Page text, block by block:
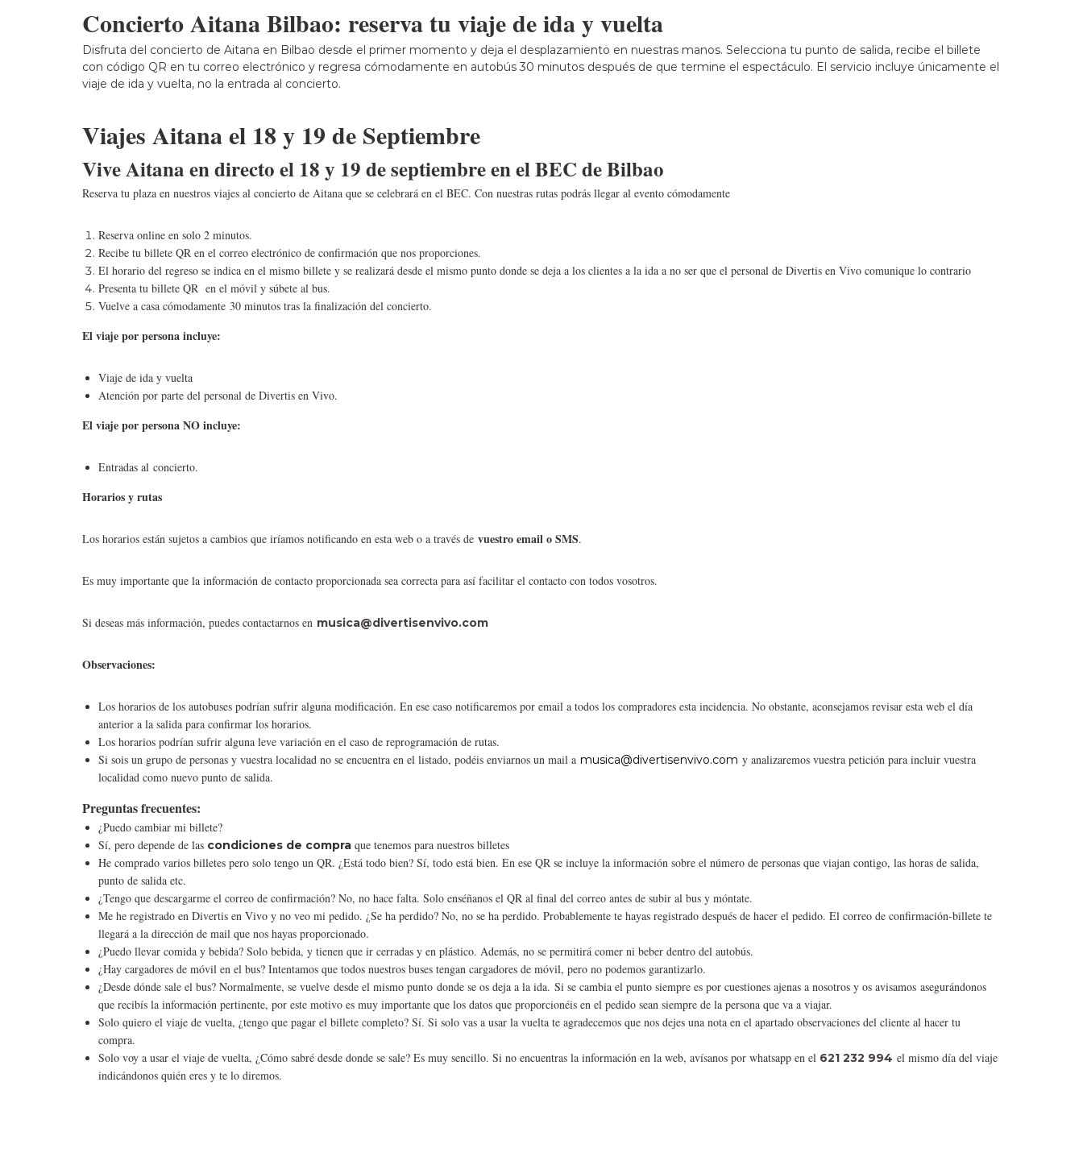
Concierto Aitana Bilbao: reserva tu viaje de ida y vuelta
Disfruta del concierto de Aitana en Bilbao desde el primer momento y deja el desplazamiento en nuestras manos. Selecciona tu punto de salida, recibe el billete
con código QR en tu correo electrónico y regresa cómodamente en autobús 30 minutos después de que termine el espectáculo. El servicio incluye únicamente el
viaje de ida y vuelta, no la entrada al concierto.
Viajes Aitana el 18 y 19 de Septiembre
Vive Aitana en directo el 18 y 19 de septiembre en el BEC de Bilbao
Reserva tu plaza en nuestros viajes al concierto de Aitana que se celebrará en el BEC. Con nuestras rutas podrás llegar al evento cómodamente
Reserva online en solo 2 minutos.
Recibe tu billete QR en el correo electrónico de confirmación que nos proporciones.
El horario del regreso se indica en el mismo billete y se realizará desde el mismo punto donde se deja a los clientes a la ida a no ser que el personal de Divertis en Vivo comunique lo contrario
Presenta tu billete QR en el móvil y súbete al bus.
Vuelve a casa cómodamente 30 minutos tras la finalización del concierto.
El viaje por persona incluye:
Viaje de ida y vuelta
Atención por parte del personal de Divertis en Vivo.
El viaje por persona NO incluye:
Entradas al concierto.
Horarios y rutas
Los horarios están sujetos a cambios que iríamos notificando en esta web o a través de vuestro email o SMS.
Es muy importante que la información de contacto proporcionada sea correcta para así facilitar el contacto con todos vosotros.
Si deseas más información, puedes contactarnos en musica@divertisenvivo.com
Observaciones:
Los horarios de los autobuses podrían sufrir alguna modificación. En ese caso notificaremos por email a todos los compradores esta incidencia. No obstante, aconsejamos revisar esta web el día
anterior a la salida para confirmar los horarios.
Los horarios podrían sufrir alguna leve variación en el caso de reprogramación de rutas.
Si sois un grupo de personas y vuestra localidad no se encuentra en el listado, podéis enviarnos un mail a musica@divertisenvivo.com y analizaremos vuestra petición para incluir vuestra
localidad como nuevo punto de salida.
Preguntas frecuentes:
¿Puedo cambiar mi billete?
Sí, pero depende de las condiciones de compra que tenemos para nuestros billetes
He comprado varios billetes pero solo tengo un QR. ¿Está todo bien? Sí, todo está bien. En ese QR se incluye la información sobre el número de personas que viajan contigo, las horas de salida,
punto de salida etc.
¿Tengo que descargarme el correo de confirmación? No, no hace falta. Solo enséñanos el QR al final del correo antes de subir al bus y móntate.
Me he registrado en Divertis en Vivo y no veo mi pedido. ¿Se ha perdido? No, no se ha perdido. Probablemente te hayas registrado después de hacer el pedido. El correo de confirmación-billete te
llegará a la dirección de mail que nos hayas proporcionado.
¿Puedo llevar comida y bebida? Solo bebida, y tienen que ir cerradas y en plástico. Además, no se permitirá comer ni beber dentro del autobús.
¿Hay cargadores de móvil en el bus? Intentamos que todos nuestros buses tengan cargadores de móvil, pero no podemos garantizarlo.
¿Desde dónde sale el bus? Normalmente, se vuelve desde el mismo punto donde se os deja a la ida. Si se cambia el punto siempre es por cuestiones ajenas a nosotros y os avisamos asegurándonos
que recibís la información pertinente, por este motivo es muy importante que los datos que proporcionéis en el pedido sean siempre de la persona que va a viajar.
Solo quiero el viaje de vuelta, ¿tengo que pagar el billete completo? Sí. Si solo vas a usar la vuelta te agradecemos que nos dejes una nota en el apartado observaciones del cliente al hacer tu
compra.
Solo voy a usar el viaje de vuelta, ¿Cómo sabré desde donde se sale? Es muy sencillo. Si no encuentras la información en la web, avísanos por whatsapp en el 621 232 994 el mismo día del viaje
indicándonos quién eres y te lo diremos.